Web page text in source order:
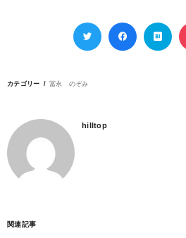
カテゴリー 冨永 のぞみ
hilltop
関連記事